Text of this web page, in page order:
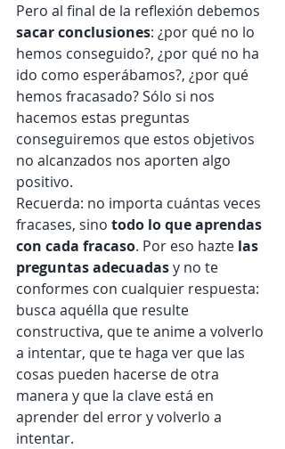
Pero al final de la reflexión debemos
sacar conclusiones: ¿por qué no lo
hemos conseguido?, ¿por qué no ha
ido como esperábamos?, ¿por qué
hemos fracasado? Sólo si nos
hacemos estas preguntas
conseguiremos que estos objetivos
no alcanzados nos aporten algo
positivo.
Recuerda: no importa cuántas veces
fracases, sino todo lo que aprendas
con cada fracaso. Por eso hazte las
preguntas adecuadas y no te
conformes con cualquier respuesta:
busca aquélla que resulte
constructiva, que te anime a volverlo
a intentar, que te haga ver que las
cosas pueden hacerse de otra
manera y que la clave está en
aprender del error y volverlo a
intentar.